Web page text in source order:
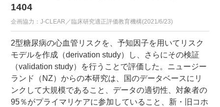
1404
企画協力：J-CLEAR／臨床研究適正評価教育機構(2021/6/23)
2型糖尿病の心血管リスクを、予知因子を用いてリスク
モデルを作成（derivation study）し、さらにその検証
（validation study）を行うことで評価した。ニュージー
ランド（NZ）からの本研究は、国のデータベースにリ
ンクして大規模であること、データの適切性、対象者の
95％がプライマリケアに参加していること、新・旧コホ